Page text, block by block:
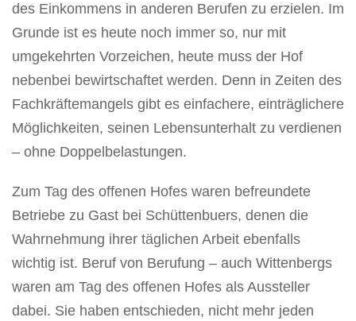
des Einkommens in anderen Berufen zu erzielen. Im
Grunde ist es heute noch immer so, nur mit
umgekehrten Vorzeichen, heute muss der Hof
nebenbei bewirtschaftet werden. Denn in Zeiten des
Fachkräftemangels gibt es einfachere, einträglichere
Möglichkeiten, seinen Lebensunterhalt zu verdienen
– ohne Doppelbelastungen.
Zum Tag des offenen Hofes waren befreundete
Betriebe zu Gast bei Schüttenbuers, denen die
Wahrnehmung ihrer täglichen Arbeit ebenfalls
wichtig ist. Beruf von Berufung – auch Wittenbergs
waren am Tag des offenen Hofes als Aussteller
dabei. Sie haben entschieden, nicht mehr jeden